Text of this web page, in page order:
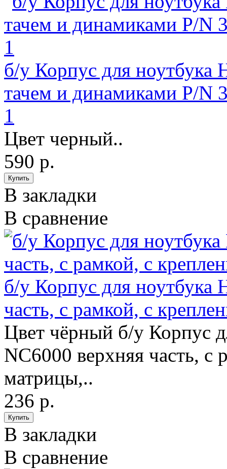
б/у Корпус для ноутбука
тачем и динамиками P/N
1
Цвет черный..
590 р.
В закладки
В сравнение
б/у Корпус для ноутбука
часть, с рамкой, с
Цвет чёрный б/у Корпус
NC6000 верхняя часть, с
матрицы,..
236 р.
В закладки
В сравнение